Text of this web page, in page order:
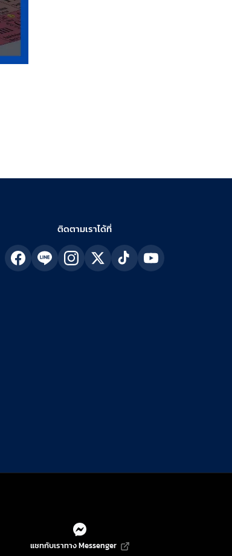
ติดตามเราได้ที่
แชทกับเราทาง Messenger